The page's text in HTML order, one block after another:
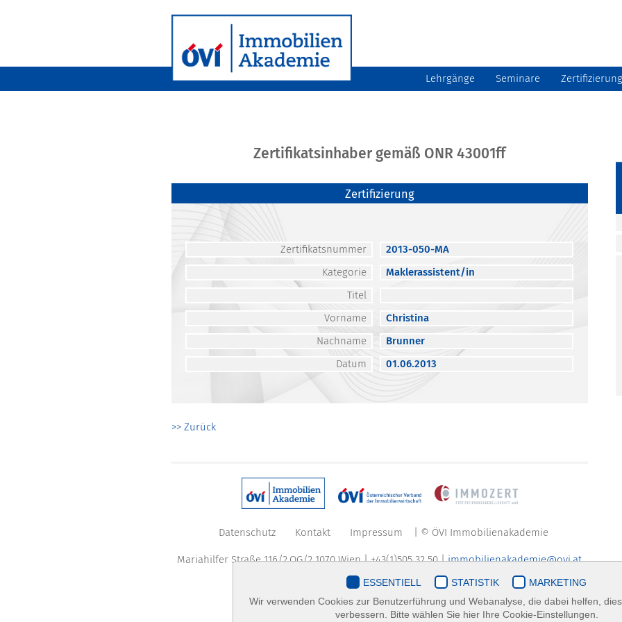
Lehrgänge Seminare Zertifizierung
Zertifikatsinhaber gemäß ONR 43001ff
Zertifizierung
Zertifikatsnummer
2013-050-MA
Kategorie
Maklerassistent/in
Titel
Vorname
Christina
Nachname
Brunner
Datum
01.06.2013
>> Zurück
Datenschutz Kontakt Impressum | © ÖVI Immobilienakademie
Mariahilfer Straße 116/2.OG/2 1070 Wien | +43(1)505 32 50 |immobilienakademie@ovi.at
ESSENTIELL STATISTIK
MARKETING
Wir verwenden Cookies zur Benutzerführung und Webanalyse, die dabei helfen,
verbessern. Bitte wählen Sie hier Ihre Cookie-Einstellungen.